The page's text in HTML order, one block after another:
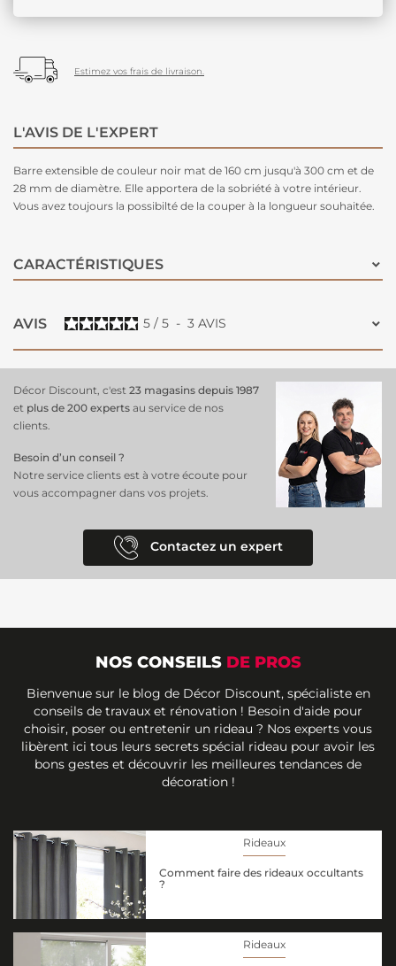
Estimez vos frais de livraison.
L'AVIS DE L'EXPERT
Barre extensible de couleur noir mat de 160 cm jusqu'à 300 cm et de
28 mm de diamètre. Elle apportera de la sobriété à votre intérieur.
Vous avez toujours la possibilté de la couper à la longueur souhaitée.
CARACTÉRISTIQUES
AVIS 5 / 5 - 3 AVIS
Décor Discount, c'est 23 magasins depuis 1987
et plus de 200 experts au service de nos
clients.
Besoin d’un conseil ?
Notre service clients est à votre écoute pour
vous accompagner dans vos projets.
Contactez un expert
NOS CONSEILS DE PROS
Bienvenue sur le blog de Décor Discount, spécialiste en
conseils de travaux et rénovation ! Besoin d'aide pour
choisir, poser ou entretenir un rideau ? Nos experts vous
libèrent ici tous leurs secrets spécial rideau pour avoir les
bons gestes et découvrir les meilleures tendances de
décoration !
Rideaux
Comment faire des rideaux occultants
?
Rideaux